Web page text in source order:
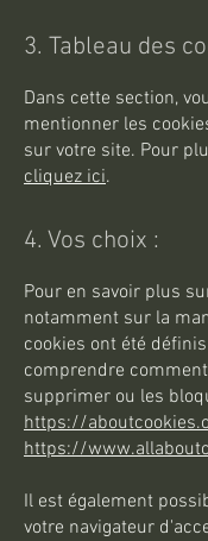
3. Tableau des
Dans cette section,
mentionner les
sur votre site. Pour
cliquez ici.
4. Vos choix :
Pour en savoir plus
notamment sur la
cookies ont été
comprendre
supprimer ou les
https://
https://
Il est également
votre navigateur